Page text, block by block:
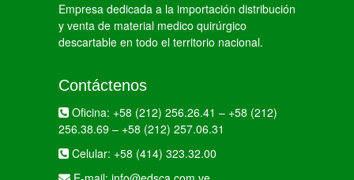
Empresa dedicada a la importación distribución
y venta de material medico quirúrgico
descartable en todo el territorio nacional.
Contáctenos
Oficina: +58 (212) 256.26.41 – +58 (212)
256.38.69 – +58 (212) 257.06.31
Celular: +58 (414) 323.32.00